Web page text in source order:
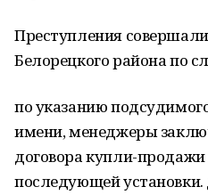
Преступления
Белорецкого района по
по указанию
имени, менеджеры
договора купли-продажи
последующей